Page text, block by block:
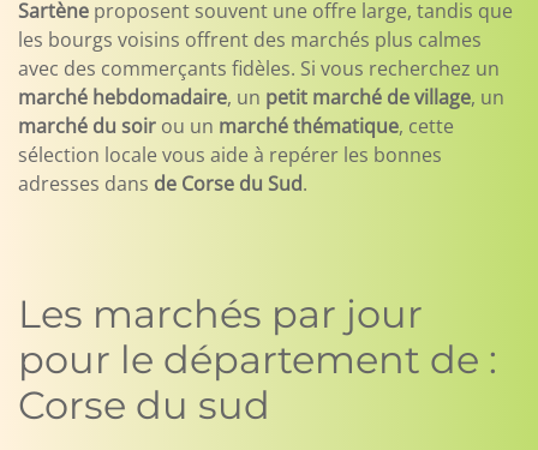
Sartène proposent souvent une offre large, tandis que
les bourgs voisins offrent des marchés plus calmes
avec des commerçants fidèles. Si vous recherchez un
marché hebdomadaire, un petit marché de village, un
marché du soir ou un marché thématique, cette
sélection locale vous aide à repérer les bonnes
adresses dans de Corse du Sud.
Les marchés par jour
pour le département de :
Corse du sud